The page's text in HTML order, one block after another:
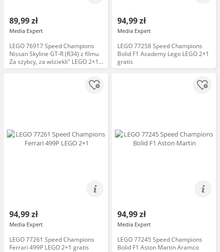
89,99 zł
Media Expert
LEGO 76917 Speed Champions
Nissan Skyline GT-R (R34) z filmu
Za szybcy, za wściekli" LEGO 2+1
gratis
94,99 zł
Media Expert
LEGO 77258 Speed Champions
Bolid F1 Academy Lego LEGO 2+1
gratis
94,99 zł
Media Expert
LEGO 77261 Speed Champions
Ferrari 499P LEGO 2+1 gratis
94,99 zł
Media Expert
LEGO 77245 Speed Champions
Bolid F1 Aston Martin Aramco